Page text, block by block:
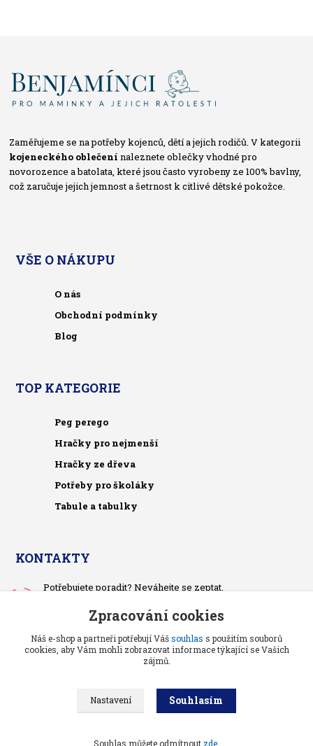
Zaměřujeme se na potřeby kojenců, dětí a jejich rodičů. V kategorii
kojeneckého oblečení naleznete oblečky vhodné pro
novorozence a batolata, které jsou často vyrobeny ze 100% bavlny,
což zaručuje jejich jemnost a šetrnost k citlivé dětské pokožce.
VŠE O NÁKUPU
O nás
Obchodní podmínky
Blog
TOP KATEGORIE
Peg perego
Hračky pro nejmenší
Hračky ze dřeva
Potřeby pro školáky
Tabule a tabulky
KONTAKTY
Potřebujete poradit? Neváhejte se zeptat.
Po-čt, po 13 hodině
pietrasova.p@seznam.cz
Vše pro děti a kojence // Grafika a kódování
Zpracování cookies
Náš e-shop a partneři potřebují Vášsouhlas s použitím souborů
cookies, aby Vám mohli zobrazovat informace týkající se Vašich
zájmů.
Nastavení Souhlasím
Souhlas můžete odmítnout zde